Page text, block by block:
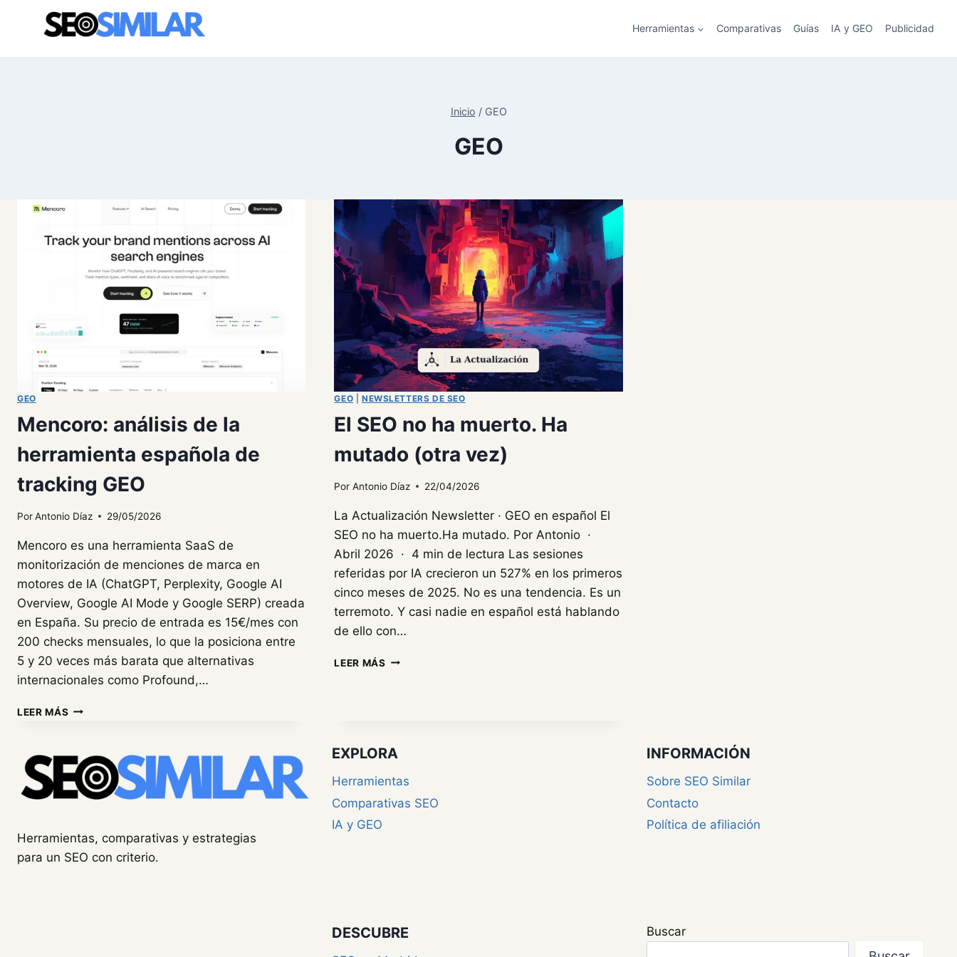
Herramientas Comparativas Guías IA y GEO Publicidad
Inicio / GEO
GEO
GEO
Mencoro: análisis de la
herramienta española de
tracking GEO
PorAntonio Díaz 29/05/2026
Mencoro es una herramienta SaaS de
monitorización de menciones de marca en
motores de IA (ChatGPT, Perplexity, Google AI
Overview, Google AI Mode y Google SERP) creada
en España. Su precio de entrada es 15€/mes con
200 checks mensuales, lo que la posiciona entre
5 y 20 veces más barata que alternativas
internacionales como Profound,…
LEER MÁS MENCORO:
LA
HERRAMIENTA
ESPAÑOLA
DE
GEO NEWSLETTERS DE SEO
El SEO no ha muerto. Ha
mutado (otra vez)
Por Antonio Díaz 22/04/2026
La Actualización Newsletter · GEO en español El
SEO no ha muerto.Ha mutado. Por Antonio ·
Abril 2026 · 4 min de lectura Las sesiones
referidas por IA crecieron un 527% en los primeros
cinco meses de 2025. No es una tendencia. Es un
terremoto. Y casi nadie en español está hablando
de ello con…
LEER MÁS EL
MUTADO
VEZ)
Herramientas, comparativas y estrategias
para un SEO con criterio.
EXPLORA
Herramientas
Comparativas SEO
IA y GEO
INFORMACIÓN
Sobre SEO Similar
Contacto
Política de afiliación
DESCUBRE Buscar